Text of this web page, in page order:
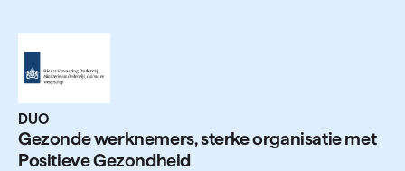
DUO
Gezonde werk­nemers, sterke orga­nisatie met
Positieve Gezondheid